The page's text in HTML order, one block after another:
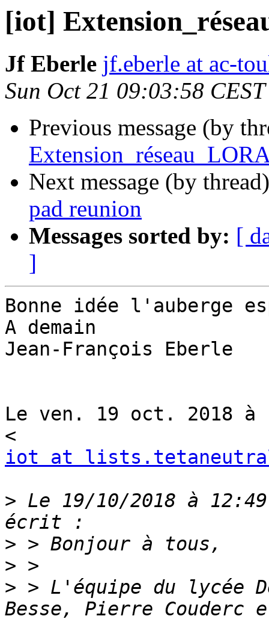
[iot]
Jf Eberle jf.eberle at ac-
Sun Oct 21 09:03:58
Previous message (by
Next message (by
pad reunion
Messages sorted by: [
]
Bonne idée l'auberge
A demain
Jean-François Eberle
Le ven. 19 oct. 2018 à
iot at
> Le 19/10/2018 à
>
>
> > L'équipe du lycée